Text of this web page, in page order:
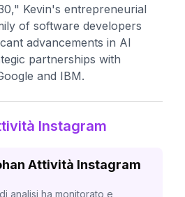
Kevin's entrepreneurial
of software developers
advancements in AI
partnerships with
and IBM.
Instagram
Attività Instagram
analisi ha monitorato e